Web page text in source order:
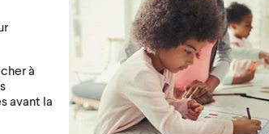
à
avant la